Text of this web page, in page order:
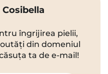
îngrijirea pielii,
din domeniul
ta de e-mail!